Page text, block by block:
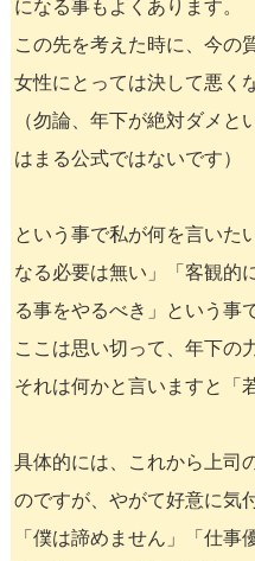
になる事もよくあります。
この先を考えた時に、今の
女性にとっては決して悪く
（勿論、年下が絶対ダメと
はまる公式ではないです）
という事で私が何を言いた
なる必要は無い」「客観的
る事をやるべき」という事
ここは思い切って、年下の
それは何かと言いますと「
具体的には、これから上司
のですが、やがて好意に気
「僕は諦めません」「仕